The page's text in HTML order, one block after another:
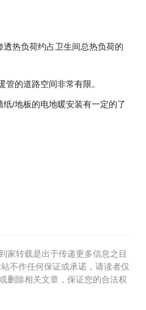
热负荷约占卫生间总热负荷的
的道路空间非常有限。
/地板的电地暖安装有一定的了
家转载是出于传递更多信息之目
不作任何保证或承诺，请读者仅
删除相关文章，保证您的合法权